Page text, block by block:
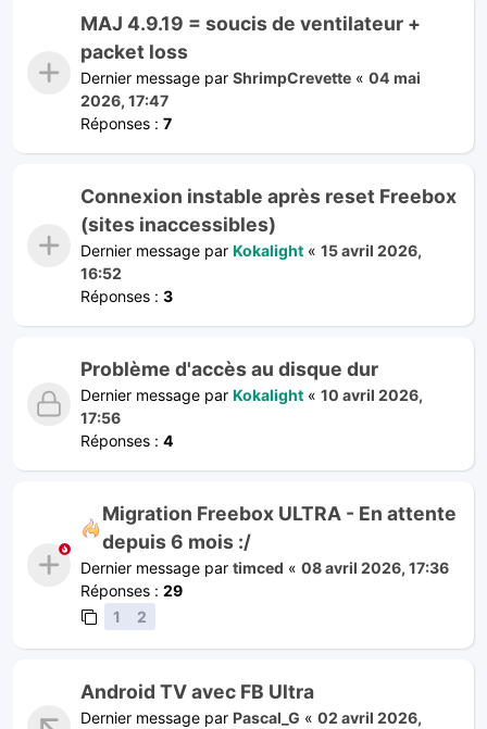
MAJ 4.9.19 = soucis de ventilateur +
packet loss
Dernier message par ShrimpCrevette « 04 mai
2026, 17:47
Réponses : 7
Connexion instable après reset Freebox
(sites inaccessibles)
Dernier message par Kokalight « 15 avril 2026,
16:52
Réponses : 3
Problème d'accès au disque dur
Dernier message par Kokalight « 10 avril 2026,
17:56
Réponses : 4
Migration Freebox ULTRA - En attente
depuis 6 mois :/
Dernier message par timced « 08 avril 2026, 17:36
Réponses : 29
1
2
Android TV avec FB Ultra
Dernier message par Pascal_G « 02 avril 2026,